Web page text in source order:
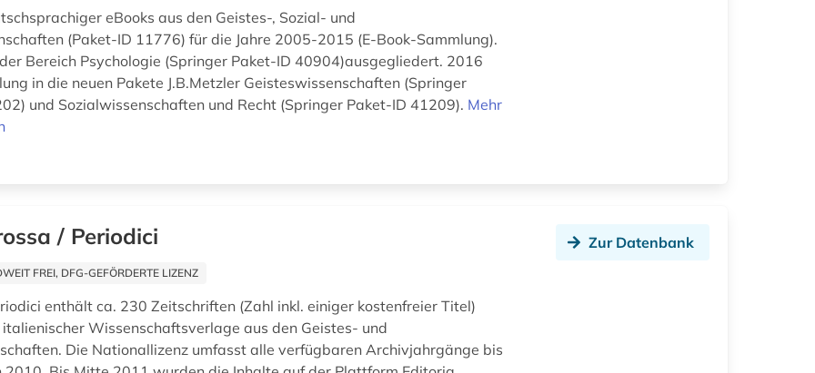
eBooks aus den Geistes-, Sozial- und
(Paket-ID 11776) für die Jahre 2005-2015 (E-Book-Sammlung).
Bereich Psychologie (Springer Paket-ID 40904)ausgegliedert. 2016
in die neuen Pakete J.B.Metzler Geisteswissenschaften (Springer
und Sozialwissenschaften und Recht (Springer Paket-ID 41209). Mehr
/ Periodici
FREI, DFG-GEFÖRDERTE LIZENZ
enthält ca. 230 Zeitschriften (Zahl inkl. einiger kostenfreier Titel)
Wissenschaftsverlage aus den Geistes- und
Die Nationallizenz umfasst alle verfügbaren Archivjahrgänge bis
Zur Datenbank